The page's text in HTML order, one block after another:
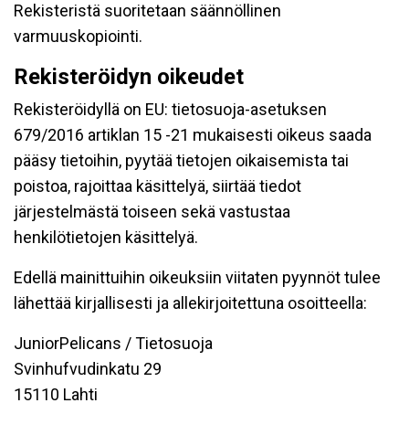
Rekisteristä suoritetaan säännöllinen
varmuuskopiointi.
Rekisteröidyn oikeudet
Rekisteröidyllä on EU: tietosuoja-asetuksen
679/2016 artiklan 15 -21 mukaisesti oikeus saada
pääsy tietoihin, pyytää tietojen oikaisemista tai
poistoa, rajoittaa käsittelyä, siirtää tiedot
järjestelmästä toiseen sekä vastustaa
henkilötietojen käsittelyä.
Edellä mainittuihin oikeuksiin viitaten pyynnöt tulee
lähettää kirjallisesti ja allekirjoitettuna osoitteella:
JuniorPelicans / Tietosuoja
Svinhufvudinkatu 29
15110 Lahti